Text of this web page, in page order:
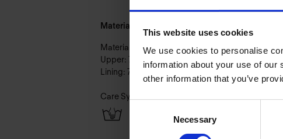
This website uses cookies
We use cookies to personalise
information about your use of
other information that you’ve
Necessary
Material & Pflege:
Material:
Upper: 72% Polyamid,28% Elasthan
Lining: 72% Polyamid,28% Elasthan
Care Symbols: